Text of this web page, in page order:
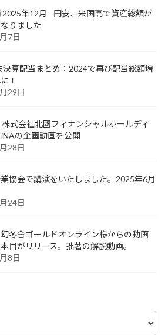
2025年12月 –円安、米国高で資産総額が
りました
7日
決算配当まとめ：2024で再び配当総額増
！
29日
株式会社北國フィナンシャルホールディ
の企画動画を公開
28日
協会で講演をいたしました。2025年6月
24日
幻冬舎ゴールドオンライン様からの動画
目がリリース。拙著の解説動画。
8日